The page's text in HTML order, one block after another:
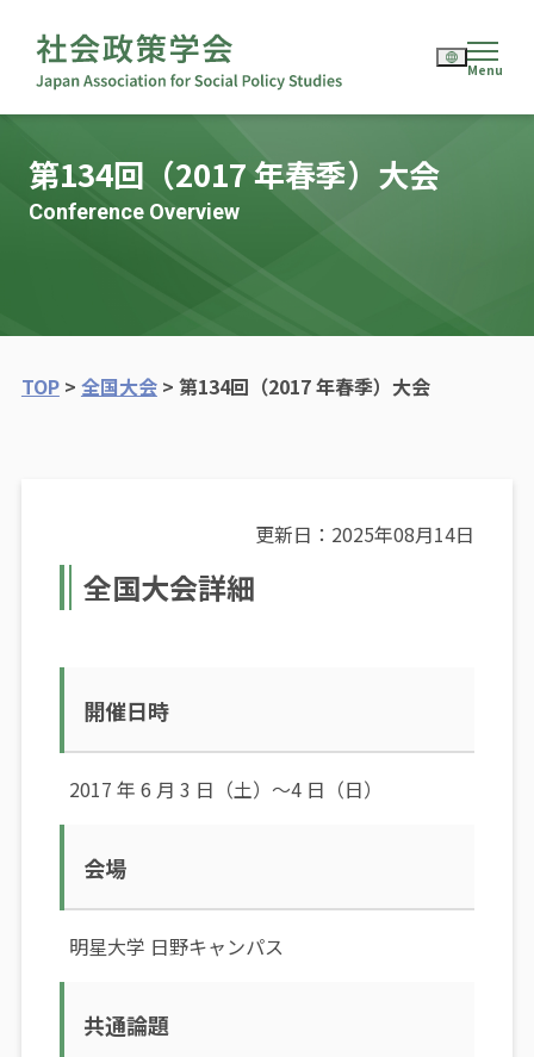
第134回（2017 年春季）大会
Conference Overview
TOP> 全国大会> 第134回（2017 年春季）大会
更新日：2025年08月14日
全国大会詳細
開催日時
2017 年 6 月 3 日（土）～4 日（日）
会場
明星大学 日野キャンパス
共通論題